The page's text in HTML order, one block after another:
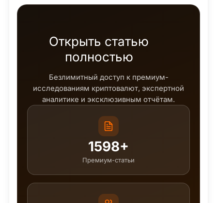
Открыть статью
полностью
Безлимитный доступ к премиум-
исследованиям криптовалют, экспертной
аналитике и эксклюзивным отчётам.
1598+
Премиум-статьи